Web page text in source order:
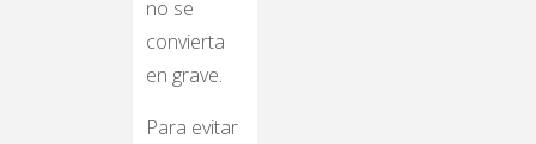
no se
convierta
en grave.
Para evitar